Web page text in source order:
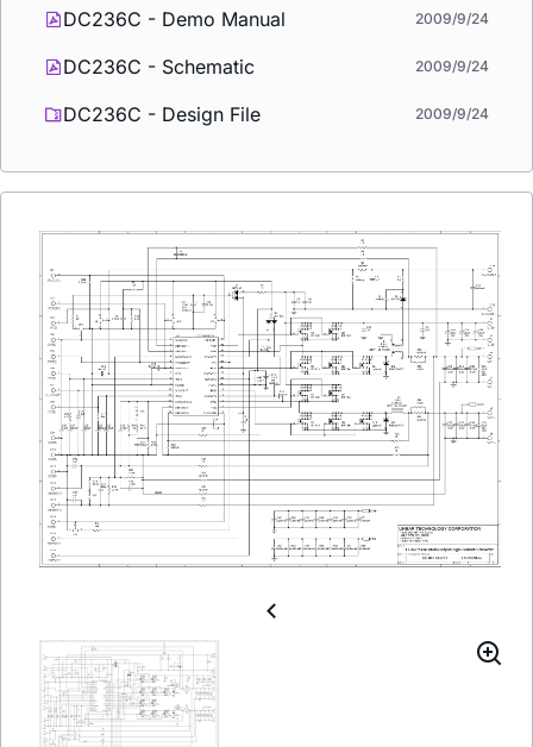
DC236C - Demo Manual 2009/9/24
DC236C - Schematic 2009/9/24
DC236C - Design File 2009/9/24